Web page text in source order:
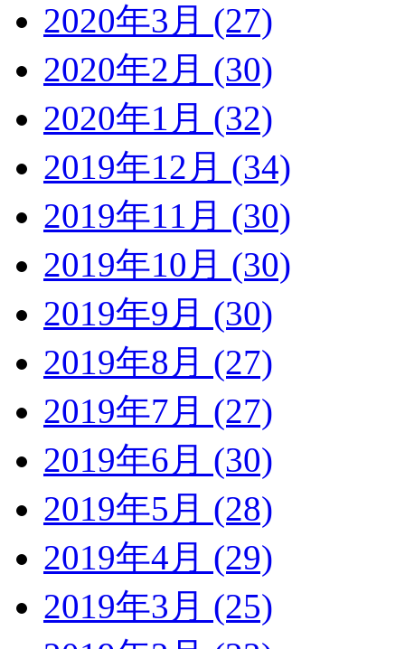
2020年3月 (27)
2020年2月 (30)
2020年1月 (32)
2019年12月 (34)
2019年11月 (30)
2019年10月 (30)
2019年9月 (30)
2019年8月 (27)
2019年7月 (27)
2019年6月 (30)
2019年5月 (28)
2019年4月 (29)
2019年3月 (25)